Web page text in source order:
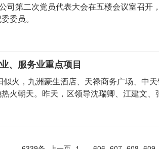
司第二次党员代表大会在五楼会议室召
委员。
、服务业重点项目
似火，九洲豪生酒店、天禄商务广场、
火朝天。昨天，区领导沈瑞卿、江建文、
..